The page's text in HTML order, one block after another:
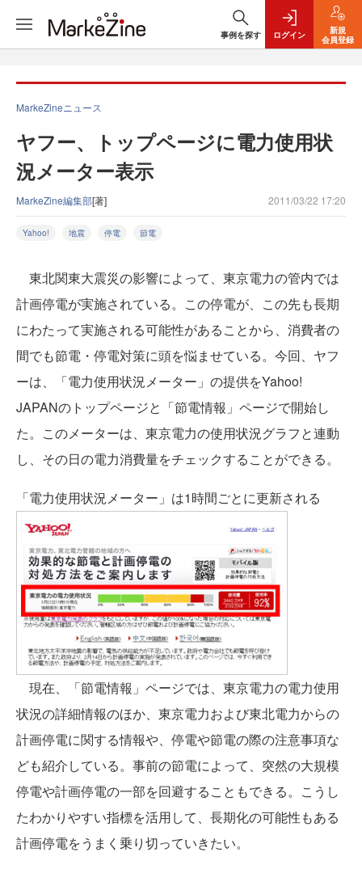
事例を探す ログイン
新規
会員登録
MarkeZineニュース
ヤフー、トップページに電力使用状
況メーター表示
MarkeZine編集部[著] 2011/03/22 17:20
Yahoo! 地震 停電 節電
東北関東大震災の影響によって、東京電力の管内では
計画停電が実施されている。この停電が、この先も長期
にわたって実施される可能性があることから、消費者の
間でも節電・停電対策に頭を悩ませている。今回、ヤフ
ーは、「電力使用状況メーター」の提供をYahoo!
JAPANのトップページと「節電情報」ページで開始し
た。このメーターは、東京電力の使用状況グラフと連動
し、その日の電力消費量をチェックすることができる。
「電力使用状況メーター」は1時間ごとに更新される
現在、「節電情報」ページでは、東京電力の電力使用
状況の詳細情報のほか、東京電力および東北電力からの
計画停電に関する情報や、停電や節電の際の注意事項な
ども紹介している。事前の節電によって、突然の大規模
停電や計画停電の一部を回避することもできる。こうし
たわかりやすい指標を活用して、長期化の可能性もある
計画停電をうまく乗り切っていきたい。